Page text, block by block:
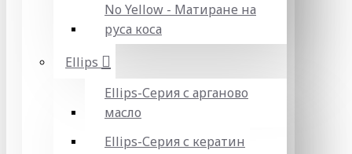
No Yellow - Матиране на
руса коса
Ellips
Ellips-Серия с арганово
масло
Ellips-Серия с кератин